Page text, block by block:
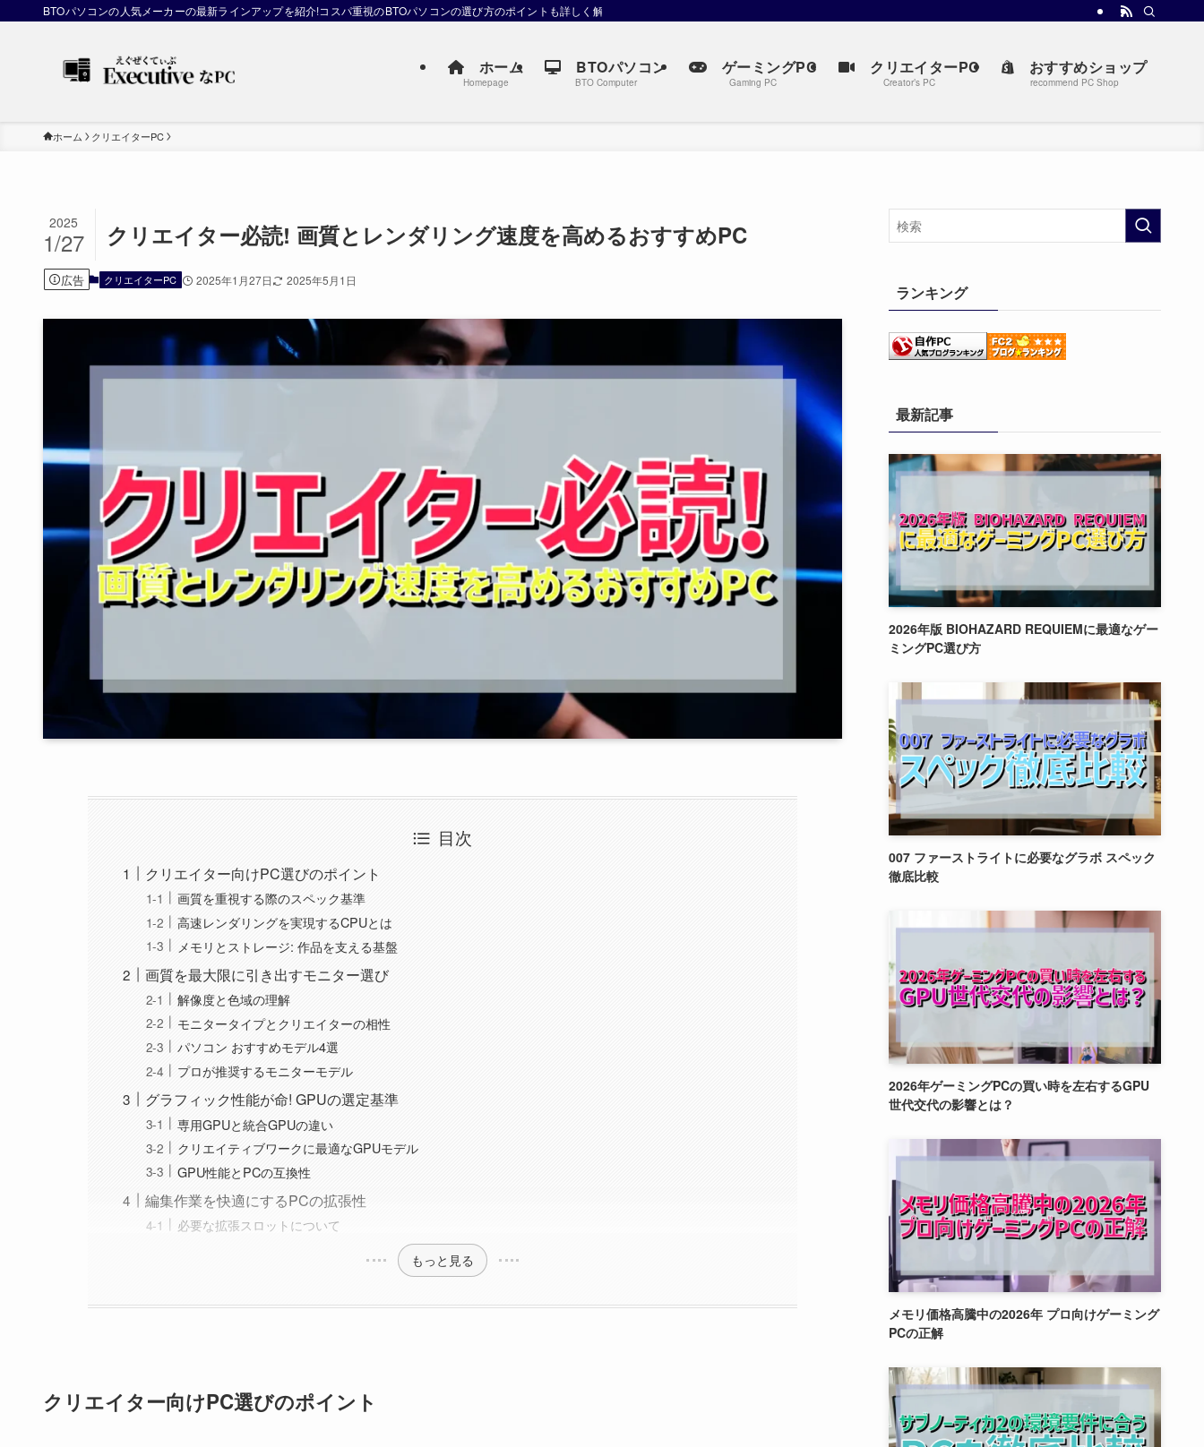
BTOパソコンの人気メーカーの最新ラインアップを紹介!コスパ重視のBTOパソコンの選び方のポイントも詳しく解説しています。
ホーム
Homepage
BTOパソコン
BTO Computer
ゲーミングPC
Gaming PC
クリエイターPC
Creator’s PC
おすすめショップ
recommend PC Shop
ホーム クリエイターPC
クリエイター必読! 画質とレンダリング速度を高めるおすすめPC
2025
1/27
広告 クリエイターPC 2025年1月27日 2025年5月1日
目次
クリエイター向けPC選びのポイント
画質を重視する際のスペック基準
高速レンダリングを実現するCPUとは
メモリとストレージ: 作品を支える基盤
画質を最大限に引き出すモニター選び
解像度と色域の理解
モニタータイプとクリエイターの相性
パソコン おすすめモデル4選
プロが推奨するモニターモデル
グラフィック性能が命! GPUの選定基準
専用GPUと統合GPUの違い
クリエイティブワークに最適なGPUモデル
GPU性能とPCの互換性
編集作業を快適にするPCの拡張性
必要な拡張スロットについて
もっと見る
クリエイター向けPC選びのポイント
ランキング
最新記事
2026年版 BIOHAZARD REQUIEMに最適なゲー
ミングPC選び方
007 ファーストライトに必要なグラボ スペック
徹底比較
2026年ゲーミングPCの買い時を左右するGPU
世代交代の影響とは？
メモリ価格高騰中の2026年 プロ向けゲーミング
PCの正解